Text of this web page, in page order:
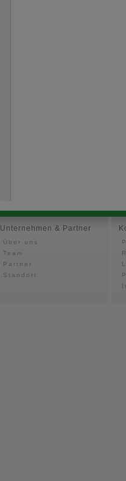
Unternehmen & Partner
Über uns
Team
Partner
Standort